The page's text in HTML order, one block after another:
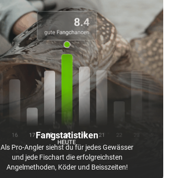
Fangstatistiken
Als Pro-Angler siehst du für jedes Gewässer
und jede Fischart die erfolgreichsten
Angelmethoden, Köder und Beisszeiten!